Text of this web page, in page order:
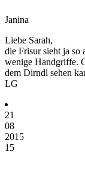
Janina
Liebe Sarah,
die Frisur sieht ja so
wenige Handgriffe.
dem Dirndl sehen
LG
21
08
2015
15